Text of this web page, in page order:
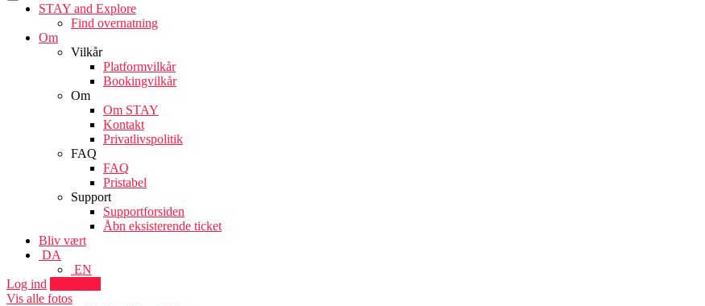
STAY and Explore
Find overnatning
Om
Vilkår
Platformvilkår
Bookingvilkår
Om
Om STAY
Kontakt
Privatlivspolitik
FAQ
FAQ
Pristabel
Support
Supportforsiden
Åbn eksisterende ticket
Bliv vært
DA
EN
Log ind
Vis alle fotos